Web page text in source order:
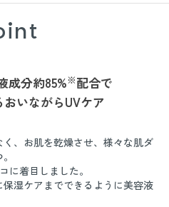
成分約85%※配合で
おいながらUVケア
、お肌を乾燥させ、様々な肌ダ
に着目しました。
湿ケアまでできるように美容液